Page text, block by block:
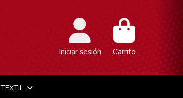
Iniciar sesión Carrito
TEXTIL